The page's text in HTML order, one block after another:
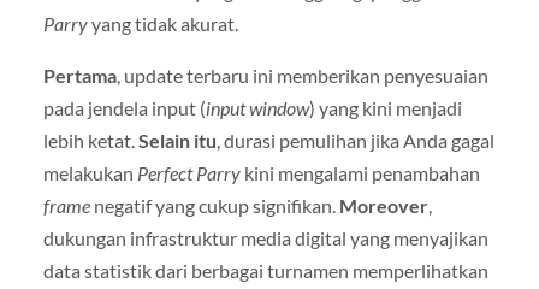
Parryyang tidak akurat.
Pertama, update terbaru ini memberikan penyesuaian
pada jendela input (input window) yang kini menjadi
lebih ketat.Selain itu, durasi pemulihan jika Anda gagal
melakukan Perfect Parrykini mengalami penambahan
framenegatif yang cukup signifikan. Moreover,
dukungan infrastruktur media digital yang menyajikan
data statistik dari berbagai turnamen memperlihatkan